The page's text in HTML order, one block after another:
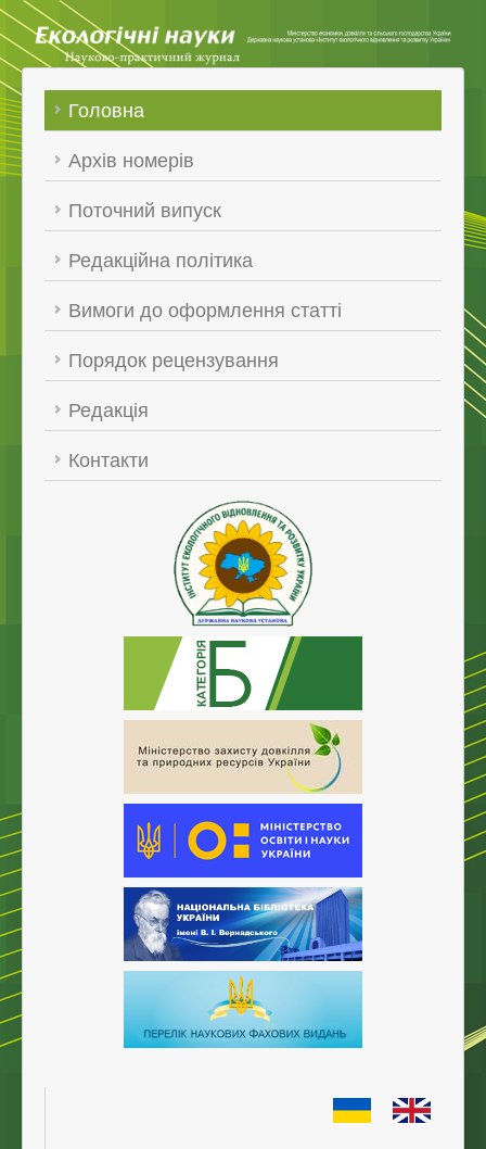
Головна
Архів номерів
Поточний випуск
Редакційна політика
Вимоги до оформлення статті
Порядок рецензування
Редакція
Контакти